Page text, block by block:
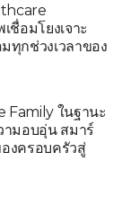
ชื่อมโยงเจาะ
ทุกช่วงเวลาของ
Family ในฐานะ
ามอบอุ่น สมาร์
งครอบครัวสู่